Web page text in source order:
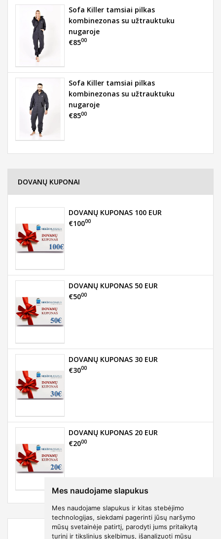
Mes naudojame slapukus
Mes naudojame slapukus ir kitas stebėjimo
technologijas, siekdami pagerinti jūsų naršymo
mūsų svetainėje patirtį, parodyti jums pritaikytą
turinį ir tikslinius skelbimus, išanalizuoti mūsų
Sofa Killer tamsiai pilkas
kombinezonas su užtrauktuku
nugaroje
€8500
Sofa Killer tamsiai pilkas
kombinezonas su užtrauktuku
nugaroje
€8500
DOVANŲ KUPONAI
DOVANŲ KUPONAS 100 EUR
€10000
DOVANŲ KUPONAS 50 EUR
€5000
DOVANŲ KUPONAS 30 EUR
€3000
DOVANŲ KUPONAS 20 EUR
€2000